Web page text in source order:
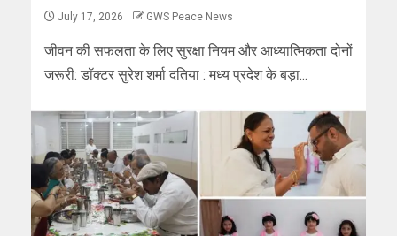
July 17, 2026 GWS Peace News
जीवन की सफलता के लिए सुरक्षा नियम और आध्यात्मिकता दोनों
जरूरी: डॉक्टर सुरेश शर्मा दतिया : मध्य प्रदेश के बड़ा...